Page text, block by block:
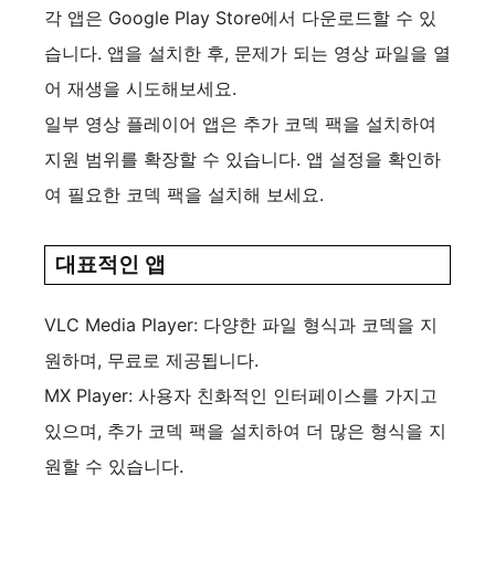
각 앱은 Google Play Store에서 다운로드할 수 있
습니다. 앱을 설치한 후, 문제가 되는 영상 파일을 열
어 재생을 시도해보세요.
일부 영상 플레이어 앱은 추가 코덱 팩을 설치하여
지원 범위를 확장할 수 있습니다. 앱 설정을 확인하
여 필요한 코덱 팩을 설치해 보세요.
대표적인 앱
VLC Media Player: 다양한 파일 형식과 코덱을 지
원하며, 무료로 제공됩니다.
MX Player: 사용자 친화적인 인터페이스를 가지고
있으며, 추가 코덱 팩을 설치하여 더 많은 형식을 지
원할 수 있습니다.